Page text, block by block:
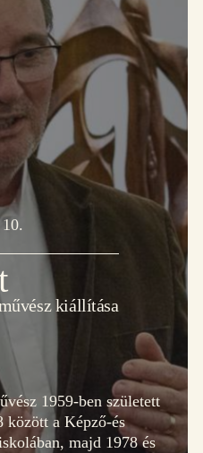
kiállítása
1959-ben született
között a Képző-és
majd 1978 és